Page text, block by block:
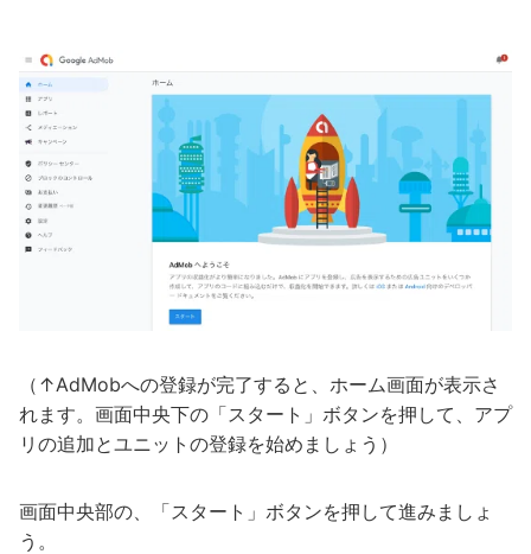
（↑AdMobへの登録が完了すると、ホーム画面が表示さ
れます。画面中央下の「スタート」ボタンを押して、アプ
リの追加とユニットの登録を始めましょう）
画面中央部の、「スタート」ボタンを押して進みましょ
う。